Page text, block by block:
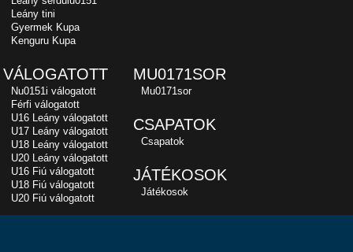
Leány tini
Gyermek Kupa
Kenguru Kupa
VÁLOGATOTT
Nu0151i válogatott
Férfi válogatott
U16 Leány válogatott
U17 Leány válogatott
U18 Leány válogatott
U20 Leány válogatott
U16 Fiú válogatott
U18 Fiú válogatott
U20 Fiú válogatott
MU0171SOR
Mu0171sor
CSAPATOK
Csapatok
JÁTÉKOSOK
Játékosok